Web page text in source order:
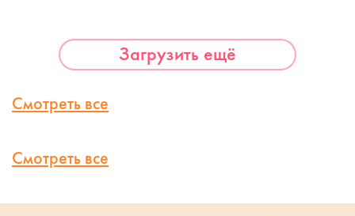
Загрузить ещё
Смотреть все
Смотреть все